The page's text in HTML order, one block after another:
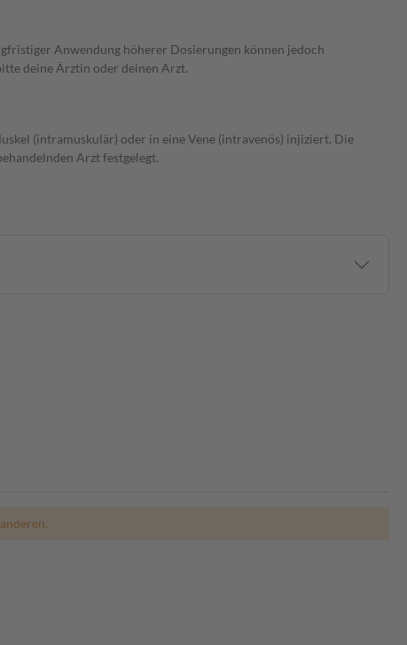
Anwendung höherer Dosierungen können jedoch
deine Ärztin oder deinen Arzt.
(intramuskulär) oder in eine Vene (intravenös) injiziert. Die
Arzt festgelegt.